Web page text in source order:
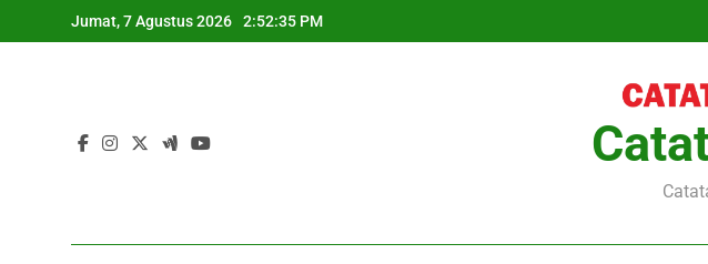
to
Jumat, 7 Agustus 2026 2:52:35 PM